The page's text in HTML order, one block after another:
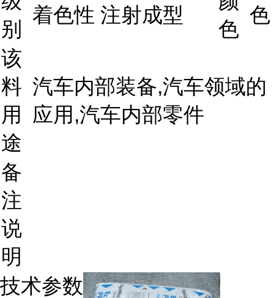
别
着色性 注射成型
色
色
该
料
用
途
汽车内部装备,汽车领域的
应用,汽车内部零件
备
注
说
明
技术参数